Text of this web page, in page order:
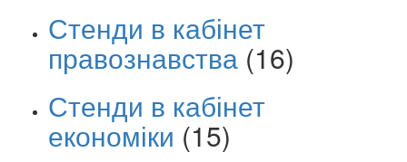
Стенди в кабінет
правознавства (16)
Стенди в кабінет
економіки (15)